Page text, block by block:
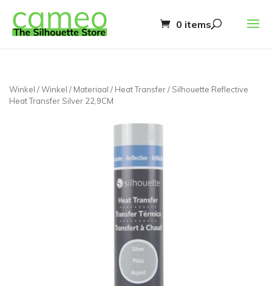
0 items
Winkel /Winkel / Materiaal / Heat Transfer/ Silhouette Reflective
Heat Transfer Silver 22,9CM